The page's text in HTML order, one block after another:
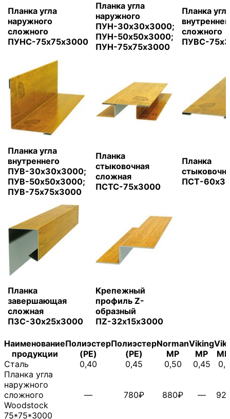
Планка угла
наружного
сложного
ПУНС-75х75х3000
Планка угла
наружного
ПУН-30х30х3000;
ПУН-50х50х3000;
ПУН-75х75х3000
Планка
сложного
ПУВС-
Планка угла
внутреннего
ПУВ-30х30х3000;
ПУВ-50х50х3000;
ПУВ-75х75х3000
Планка
стыковочная
сложная
ПСТС-75х3000
Планка
ПСТ-
Планка
завершающая
сложная
ПЗС-30х25х3000
Крепежный
профиль Z-
образный
ПZ-32х15х3000
Наименование
продукции
Полиэстер
(PE)
Полиэстер
(PE)
Norman
MP
Viking
MP
Сталь
0,40 0,45 0,50 0,45
Планка угла
наружного
сложного
Woodstock
75*75*3000
— 780₽ 880₽ —